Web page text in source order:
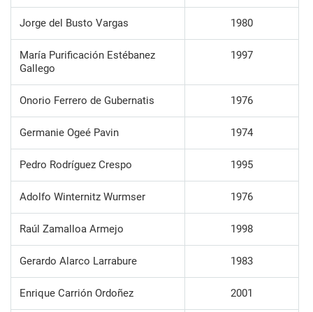
Jorge del Busto Vargas 1980
María Purificación Estébanez
Gallego
1997
Onorio Ferrero de Gubernatis 1976
Germanie Ogeé Pavin 1974
Pedro Rodríguez Crespo 1995
Adolfo Winternitz Wurmser 1976
Raúl Zamalloa Armejo 1998
Gerardo Alarco Larrabure 1983
Enrique Carrión Ordoñez 2001